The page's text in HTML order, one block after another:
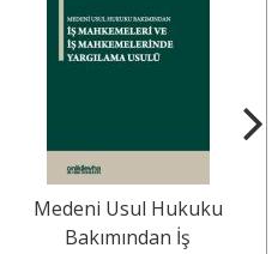
Medeni Usul Hukuku
Bakımından İş